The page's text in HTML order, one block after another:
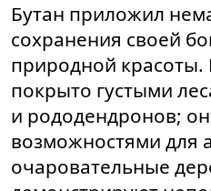
Бутан приложил
сохранения своей
природной красоты.
покрыто густыми
и рододендронов;
возможностями для
очаровательные